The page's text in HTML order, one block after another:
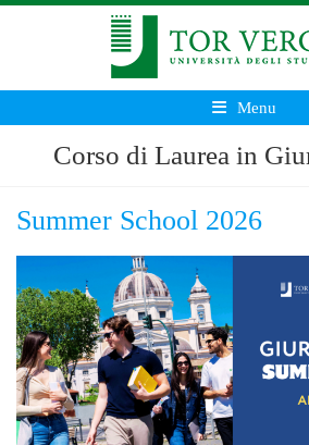
Menu
Corso di Laurea in
Summer School 2026